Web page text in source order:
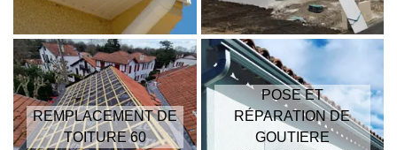
REMPLACEMENT DE
TOITURE 60
POSE ET
RÉPARATION DE
GOUTIERE